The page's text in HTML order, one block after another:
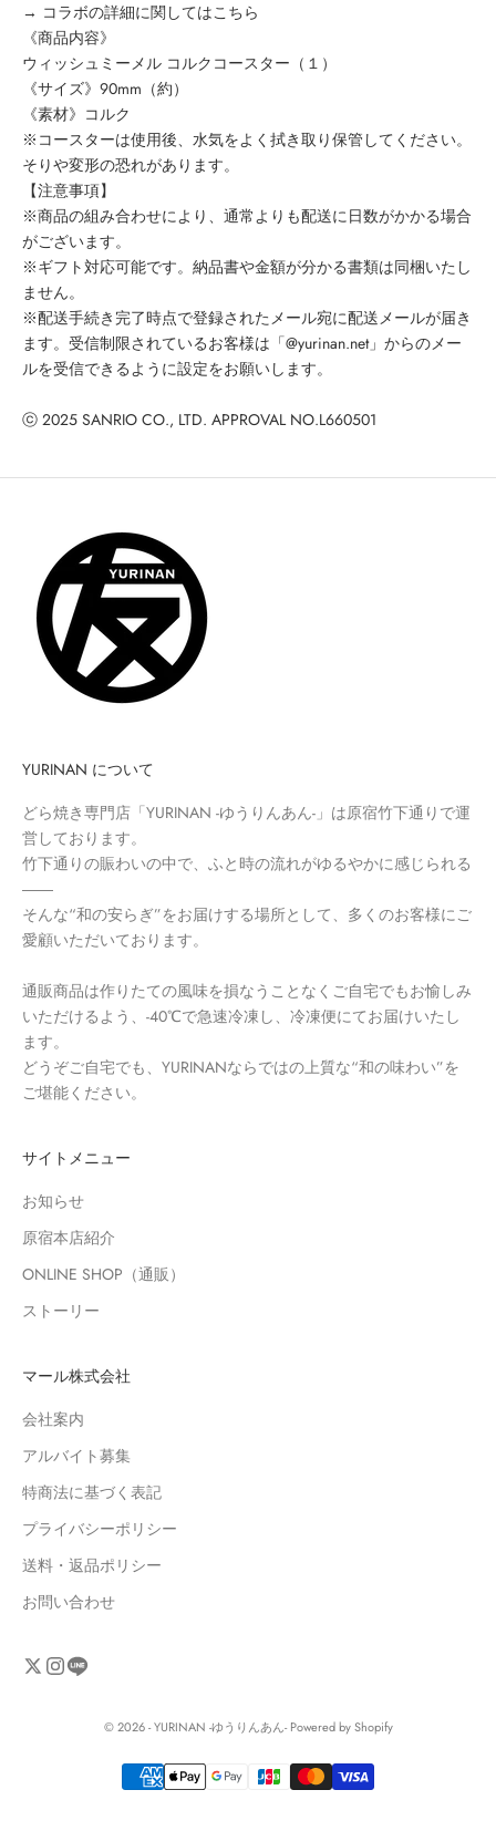
→ コラボの詳細に関してはこちら
《商品内容》
ウィッシュミーメル コルクコースター（１）
《サイズ》90mm（約）
《素材》コルク
※コースターは使用後、水気をよく拭き取り保管してください。
そりや変形の恐れがあります。
【注意事項】
※商品の組み合わせにより、通常よりも配送に日数がかかる場合
がございます。
※ギフト対応可能です。納品書や金額が分かる書類は同梱いたし
ません。
※配送手続き完了時点で登録されたメール宛に配送メールが届き
ます。受信制限されているお客様は「@yurinan.net」からのメー
ルを受信できるように設定をお願いします。
ⓒ 2025 SANRIO CO., LTD. APPROVAL NO.L660501
YURINAN について
どら焼き専門店「YURINAN -ゆうりんあん-」は原宿竹下通りで運
営しております。
竹下通りの賑わいの中で、ふと時の流れがゆるやかに感じられる
――
そんな“和の安らぎ”をお届けする場所として、多くのお客様にご
愛顧いただいております。
通販商品は作りたての風味を損なうことなくご自宅でもお愉しみ
いただけるよう、-40℃で急速冷凍し、冷凍便にてお届けいたし
ます。
どうぞご自宅でも、YURINANならではの上質な“和の味わい”を
ご堪能ください。
サイトメニュー
お知らせ
原宿本店紹介
ONLINE SHOP（通販）
ストーリー
マール株式会社
会社案内
アルバイト募集
特商法に基づく表記
プライバシーポリシー
送料・返品ポリシー
お問い合わせ
© 2026 - YURINAN -ゆうりんあん- Powered by Shopify